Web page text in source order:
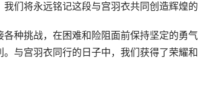
们将永远铭记这段与宫羽衣共同创造辉煌的
种挑战，在困难和险阻面前保持坚定的勇
与宫羽衣同行的日子中，我们获得了荣耀